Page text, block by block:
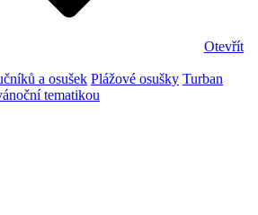
Otevřít
a osušek Plážové osušky Turban
tematikou